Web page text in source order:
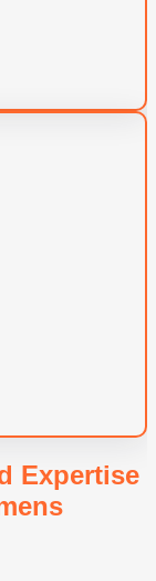
Expertise